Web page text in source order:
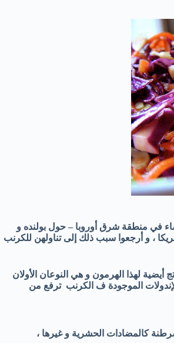
في منطقة شرق أوروبا – حول بولنده و
، و أرجعوا سبب ذلك إلى تناولهن للكرنب
لهذا الهرمون و هي النوعان الأولان
الموجودة ف الكرنب ترفع من
كالمضادات الحشرية و غيرها ،